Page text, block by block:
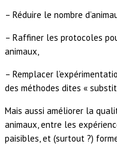
– Réduire le nombre
– Raffiner les protocoles
animaux,
– Remplacer
des méthodes dites «
Mais aussi améliorer la
animaux, entre les
paisibles, et (surtout ?)